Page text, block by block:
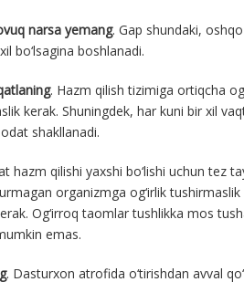
narsa yemang. Gap shundaki,
bo‘lsagina boshlanadi.
. Hazm qilish tizimiga ortiqcha
kerak. Shuningdek, har kuni bir xil
shakllanadi.
hazm qilishi yaxshi bo‘lishi uchun tez
organizmga og‘irlik
Og‘irroq taomlar tushlikka mos
emas.
. Dasturxon atrofida o‘tirishdan avval